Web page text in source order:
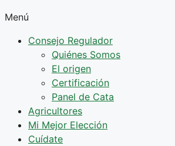
Menú
Consejo Regulador
Quiénes Somos
El origen
Certificación
Panel de Cata
Agricultores
Mi Mejor Elección
Cuídate